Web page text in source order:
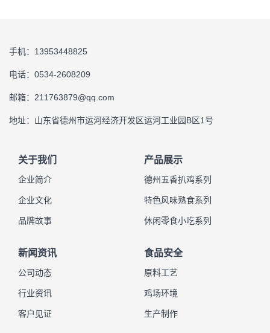
手机：13953448825
电话：0534-2608209
邮箱：211763879@qq.com
地址：山东省德州市运河经济开发区运河工业园B区1号
关于我们
企业简介
企业文化
品牌故事
产品展示
德州五香扒鸡系列
特色风味熟食系列
休闲零食小吃系列
新闻资讯
公司动态
行业资讯
客户见证
食品安全
原料工艺
鸡场环境
生产制作